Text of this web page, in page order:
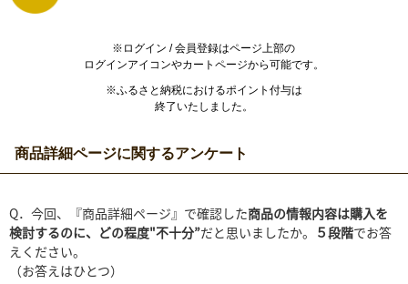
※ログイン / 会員登録はページ上部の
ログインアイコンやカートページから可能です。
※ふるさと納税におけるポイント付与は
終了いたしました。
商品詳細ページに関するアンケート